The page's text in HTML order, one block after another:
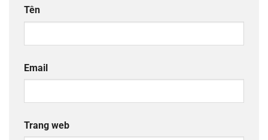
Tên
Email
Trang web